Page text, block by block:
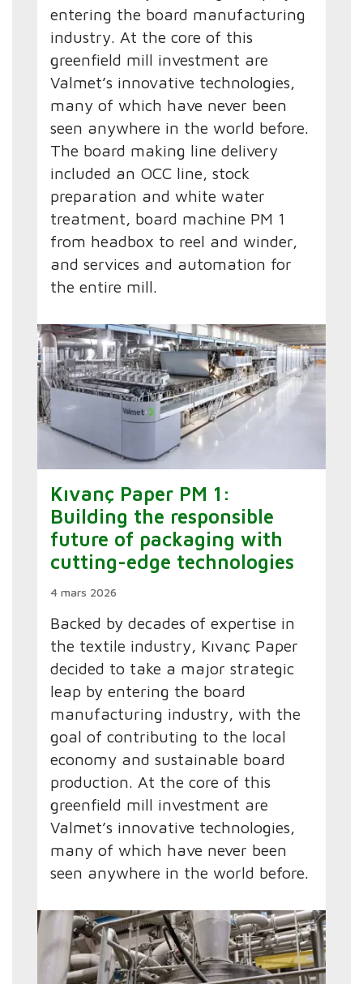
entering the board manufacturing
industry. At the core of this
greenfield mill investment are
Valmet’s innovative technologies,
many of which have never been
seen anywhere in the world before.
The board making line delivery
included an OCC line, stock
preparation and white water
treatment, board machine PM 1
from headbox to reel and winder,
and services and automation for
the entire mill.
Kıvanç Paper PM 1:
Building the responsible
future of packaging with
cutting-edge technologies
4 mars 2026
Backed by decades of expertise in
the textile industry, Kıvanç Paper
decided to take a major strategic
leap by entering the board
manufacturing industry, with the
goal of contributing to the local
economy and sustainable board
production. At the core of this
greenfield mill investment are
Valmet’s innovative technologies,
many of which have never been
seen anywhere in the world before.